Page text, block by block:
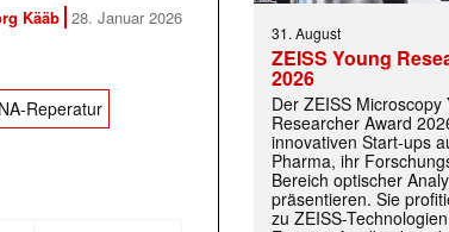
Newsletter jede Woche aktuell
Kääb 28. Januar 2026
Reperatur
31. August
ZEISS Young
2026
Der ZEISS Microscopy
Researcher Award
innovativen Start-ups
Pharma, ihr
Bereich optischer
präsentieren. Sie
zu ZEISS-